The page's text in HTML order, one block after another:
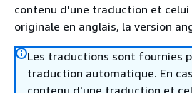
contenu d'une traduction et celui
originale en anglais, la version
Les traductions sont fournies
traduction automatique. En
contenu d'une traduction et